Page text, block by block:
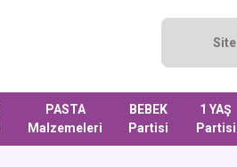
PASTA
Malzemeleri
BEBEK
Partisi
1 YAŞ
Partisi